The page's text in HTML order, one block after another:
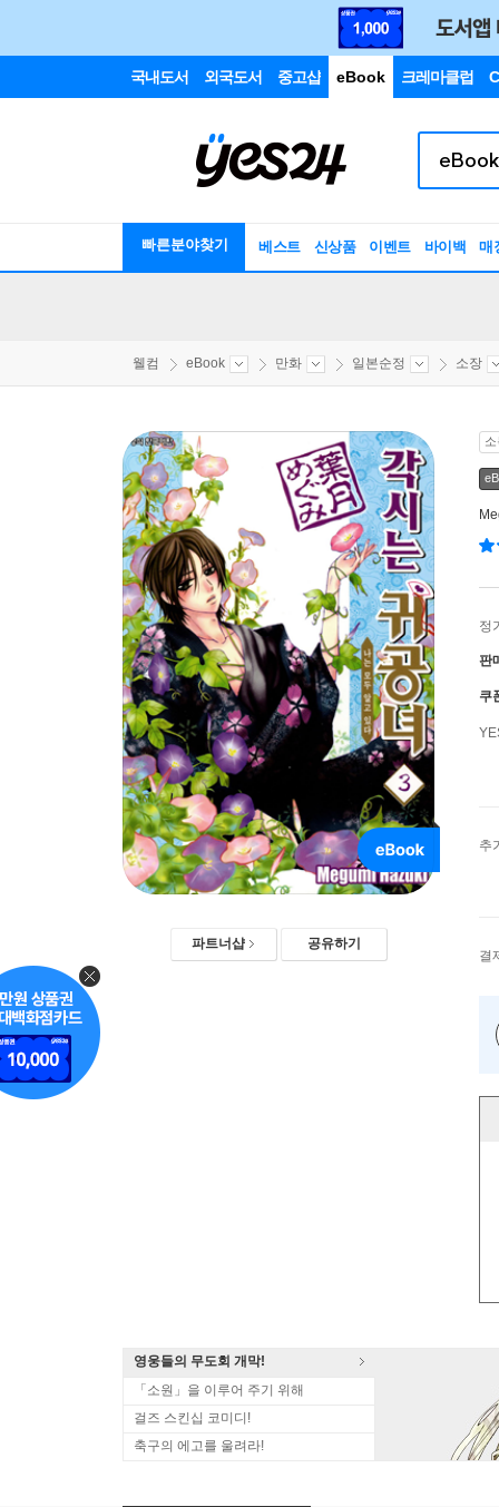
국내도서 외국도서 중고샵 eBook 크레마클럽
빠른분야찾기 베스트 신상품 이벤트 바이백 매
웰컴 eBook 만화 일본순정 소장
파트너샵 공유하기
정
판
쿠
추
결
영웅들의 무도회 개막!
「소원」을 이루어 주기 위해
걸즈 스킨십 코미디!
축구의 에고를 울려라!